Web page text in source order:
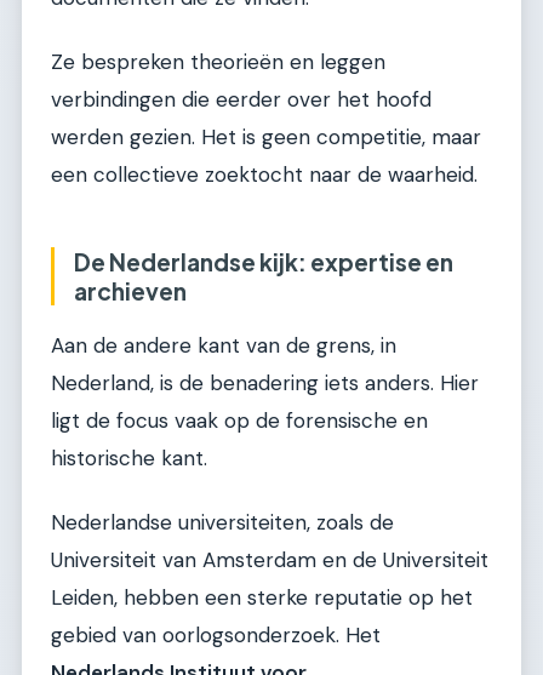
Ze bespreken theorieën en leggen
verbindingen die eerder over het hoofd
werden gezien. Het is geen competitie, maar
een collectieve zoektocht naar de waarheid.
De Nederlandse kijk: expertise en
archieven
Aan de andere kant van de grens, in
Nederland, is de benadering iets anders. Hier
ligt de focus vaak op de forensische en
historische kant.
Nederlandse universiteiten, zoals de
Universiteit van Amsterdam en de Universiteit
Leiden, hebben een sterke reputatie op het
gebied van oorlogsonderzoek. Het